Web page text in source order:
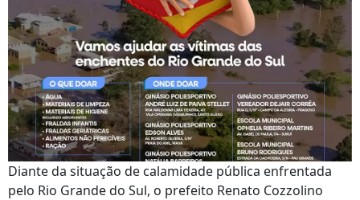
Diante da situação de calamidade pública enfrentada
pelo Rio Grande do Sul, o prefeito Renato Cozzolino